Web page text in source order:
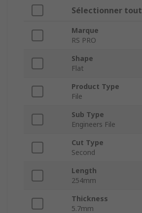
Sélectionner tout
Marque
RS PRO
Shape
Flat
Product Type
File
Sub Type
Engineers File
Cut Type
Second
Length
254mm
Thickness
5.7mm